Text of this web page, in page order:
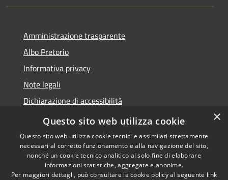
Amministrazione trasparente
Albo Pretorio
Informativa privacy
Note legali
Dichiarazione di accessibilità
Area riservata dipendenti
Copyright © 2026 • Comune di
×
Questo sito web utilizza cookie
Questo sito web utilizza cookie tecnici e assimilati strettamente
necessari al corretto funzionamento e alla navigazione del sito,
nonché un cookie tecnico analitico al solo fine di elaborare
informazioni statistiche, aggregate e anonime.
Per maggiori dettagli, può consultare la cookie policy al seguente link